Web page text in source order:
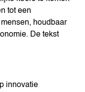
tot een
houdbaar
De tekst
innovatie